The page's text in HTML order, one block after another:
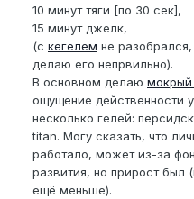
10 минут тяги [по 30 сек],
15 минут джелк,
(с кегелем не
делаю его непрвильно).
В основном делаю
ощущение действенности
несколько гелей:
titan. Могу сказать, что
работало, может из-за
развития, но прирост был
ещё меньше).